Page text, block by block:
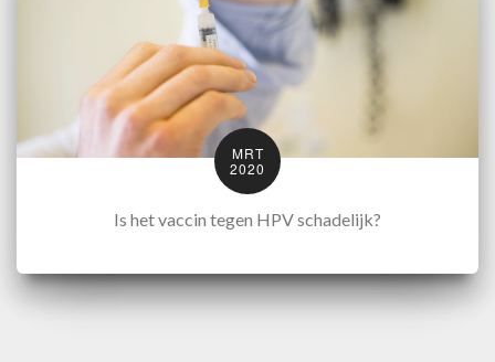
MRT
2020
Is het vaccin tegen HPV schadelijk?